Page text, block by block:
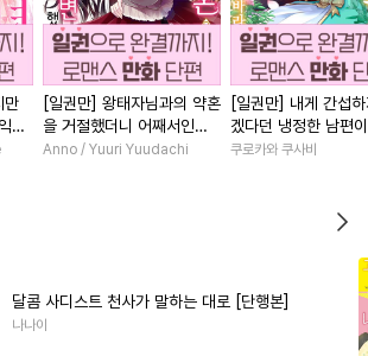
만
애
[일권만] 왕태자님과의 약혼
을 거절했더니 어째서인지
얀데레로 돌변했습니다 [단
Anno / Yuuri Yuudachi
[일권만] 내게 간섭
겠다던 냉정한 남편
선지 저만 바라봅니
쿠로카와 쿠사비
달콤 사디스트 천사가 말하는 대로 [단행본]
나나이